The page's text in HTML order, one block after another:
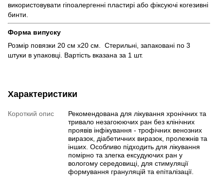
використовувати гіпоалергенні пластирі або фіксуючі когезивні
бинти.
Форма випуску
Розмір повязки 20 см х20 см. Стерильні, запаковані по 3
штуки в упаковці. Вартість вказана за 1 шт.
Характеристики
Короткий опис
Рекомендована для лікування хронічних та
тривало незагоюючих ран без клінічних
проявів інфікування - трофічних венозних
виразок, діабетичних виразок, пролежнів та
інших. Особливо підходить для лікування
помірно та злегка ексудуючих ран у
вологому середовищі, для стимуляції
формування грануляцій та епіталізації.